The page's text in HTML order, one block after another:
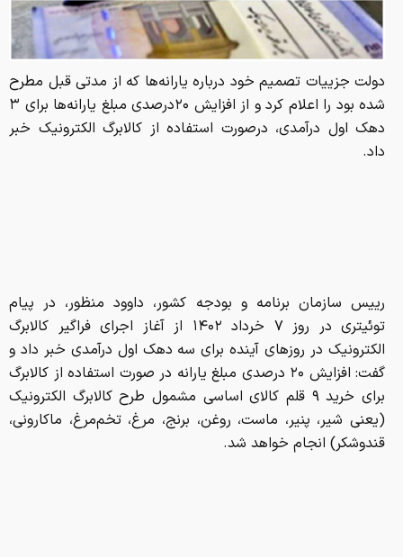
دولت جزییات تصمیم خود درباره یارانه‌ها که از مدتی قبل مطرح
شده بود را اعلام کرد و از افزایش ۲۰درصدی مبلغ یارانه‌ها برای ۳
دهک اول درآمدی، درصورت استفاده از کالابرگ الکترونیک خبر
داد.
رییس سازمان برنامه و بودجه کشور، داوود منظور، در پیام
توئیتری در روز ۷ خرداد ۱۴۰۲ از آغاز اجرای فراگیر کالابرگ
الکترونیک در روزهای آینده برای سه دهک اول درآمدی خبر داد و
گفت: افزایش ۲۰ درصدی مبلغ یارانه در صورت استفاده از کالابرگ
برای خرید ۹ قلم کالای اساسی مشمول طرح کالابرگ الکترونیک
(یعنی شیر، پنیر، ماست، روغن، برنج، مرغ، تخم‌مرغ، ماکارونی،
قندوشکر) انجام خواهد شد.